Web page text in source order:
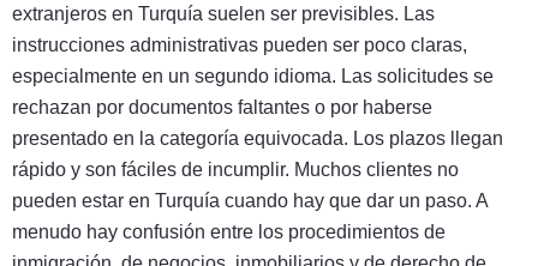
extranjeros en Turquía suelen ser previsibles. Las
instrucciones administrativas pueden ser poco claras,
especialmente en un segundo idioma. Las solicitudes se
rechazan por documentos faltantes o por haberse
presentado en la categoría equivocada. Los plazos llegan
rápido y son fáciles de incumplir. Muchos clientes no
pueden estar en Turquía cuando hay que dar un paso. A
menudo hay confusión entre los procedimientos de